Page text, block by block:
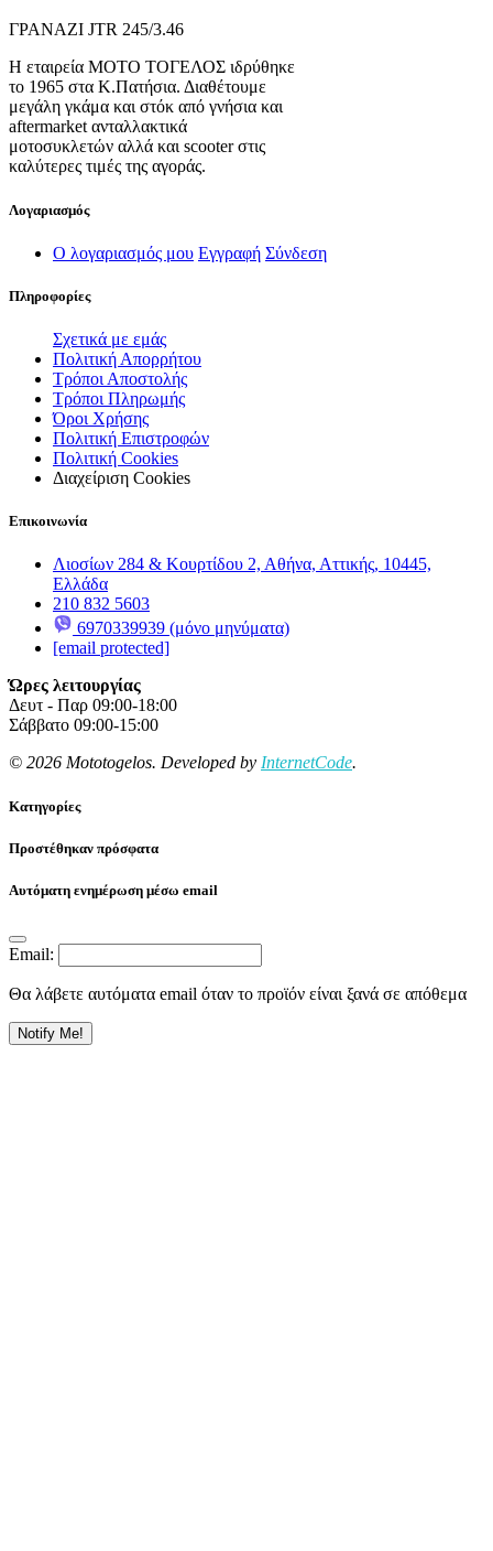
ΓΡΑΝΑΖΙ JTR 245/3.46
Η εταιρεία ΜΟΤΟ ΤΟΓΕΛΟΣ ιδρύθηκε
το 1965 στα Κ.Πατήσια. Διαθέτουμε
μεγάλη γκάμα και στόκ από γνήσια και
aftermarket ανταλλακτικά
μοτοσυκλετών αλλά και scooter στις
καλύτερες τιμές της αγοράς.
Λογαριασμός
Ο λογαριασμός μου Εγγραφή Σύνδεση
Πληροφορίες
Σχετικά με εμάς
Πολιτική Απορρήτου
Τρόποι Αποστολής
Τρόποι Πληρωμής
Όροι Χρήσης
Πολιτική Επιστροφών
Πολιτική Cookies
Διαχείριση Cookies
Επικοινωνία
Λιοσίων 284 & Κουρτίδου 2, Αθήνα, Αττικής, 10445,
Ελλάδα
210 832 5603
6970339939 (μόνο μηνύματα)
[email protected]
Ώρες λειτουργίας
Δευτ - Παρ 09:00-18:00
Σάββατο 09:00-15:00
© 2026 Mototogelos. Developed by InternetCode.
Κατηγορίες
Προστέθηκαν πρόσφατα
Αυτόματη ενημέρωση μέσω email
Email:
Θα λάβετε αυτόματα email όταν το προϊόν είναι ξανά σε απόθεμα
Notify Me!